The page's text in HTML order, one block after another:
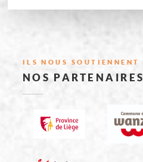
ILS NOUS SOUTIENNENT
:
NOS PARTENAIRES